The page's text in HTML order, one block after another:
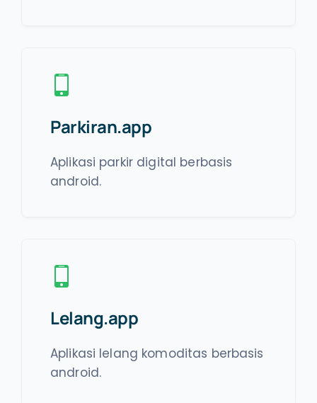
Parkiran.app
Aplikasi parkir digital berbasis
android.
Lelang.app
Aplikasi lelang komoditas berbasis
android.